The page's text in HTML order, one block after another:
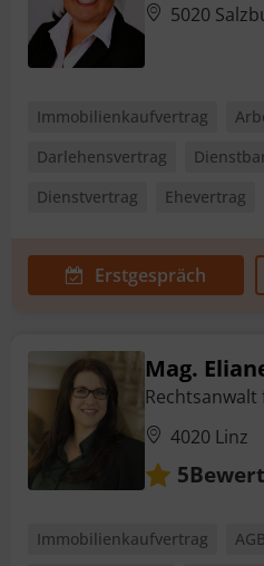
5020
Immobilienkaufvertrag
Darlehensvertrag
Dienstvertrag
Ehevertrag
Erstgespräch
Mag.
4020 Linz
5
Immobilienkaufvertrag AGB